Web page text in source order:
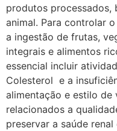
produtos processados,
animal. Para controlar
a ingestão de frutas,
integrais e alimentos
essencial incluir
Colesterol e a
alimentação e estilo de
relacionados a
preservar a saúde